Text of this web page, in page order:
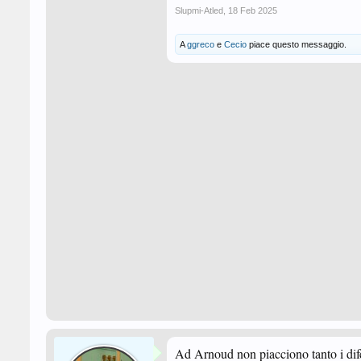
Slupmi-Atled 18 Feb 2025
Aggreco e Cecio piace questo messaggio.
Ad Arnoud non piacciono tanto i